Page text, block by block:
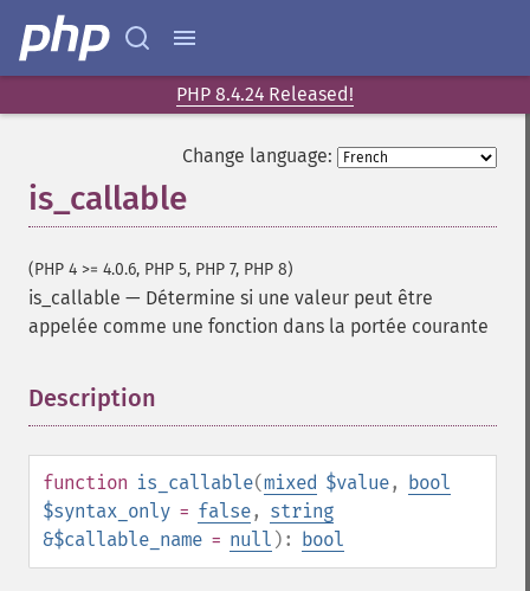
PHP 8.4.24 Released!
Change language:
is_callable
(PHP 4 >= 4.0.6, PHP 5, PHP 7, PHP 8)
is_callable — Détermine si une valeur peut être
appelée comme une fonction dans la portée courante
Description
function is_callable(mixed $value, bool
$syntax_only = false, string
&$callable_name = null ): bool